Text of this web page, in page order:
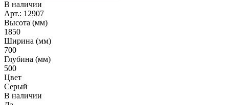
В наличии
Арт.: 12907
Высота (мм)
1850
Ширина (мм)
700
Глубина (мм)
500
Цвет
Серый
В наличии